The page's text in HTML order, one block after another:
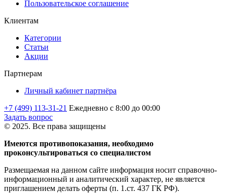
Пользовательское соглашение
Клиентам
Категории
Статьи
Акции
Партнерам
Личный кабинет партнёра
+7 (499) 113-31-21 Ежедневно с 8:00 до 00:00
Задать вопрос
© 2025. Все права защищены
Имеются противопоказания, необходимо
проконсультироваться со специалистом
Размещаемая на данном сайте информация носит справочно-
информационный и аналитический характер, не является
приглашением делать оферты (п. 1.ст. 437 ГК РФ).